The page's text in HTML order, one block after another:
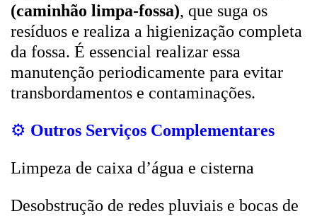
(caminhão limpa-fossa), que suga os
resíduos e realiza a higienização completa
da fossa. É essencial realizar essa
manutenção periodicamente para evitar
transbordamentos e contaminações.
⚙️ Outros Serviços Complementares
Limpeza de caixa d’água e cisterna
Desobstrução de redes pluviais e bocas de